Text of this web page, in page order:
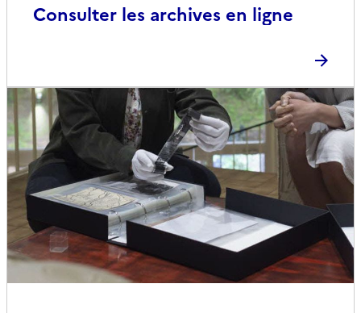
Consulter les archives en ligne